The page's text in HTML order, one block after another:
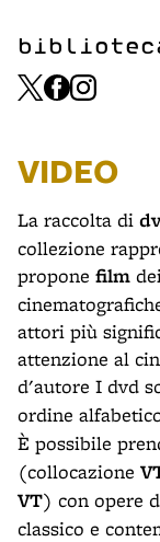
VIDEO
La raccolta di
collezione
propone film
attori più
attenzione al
d'autore I dvd
ordine
È possibile
(collocazione
VT) con opere
classico e